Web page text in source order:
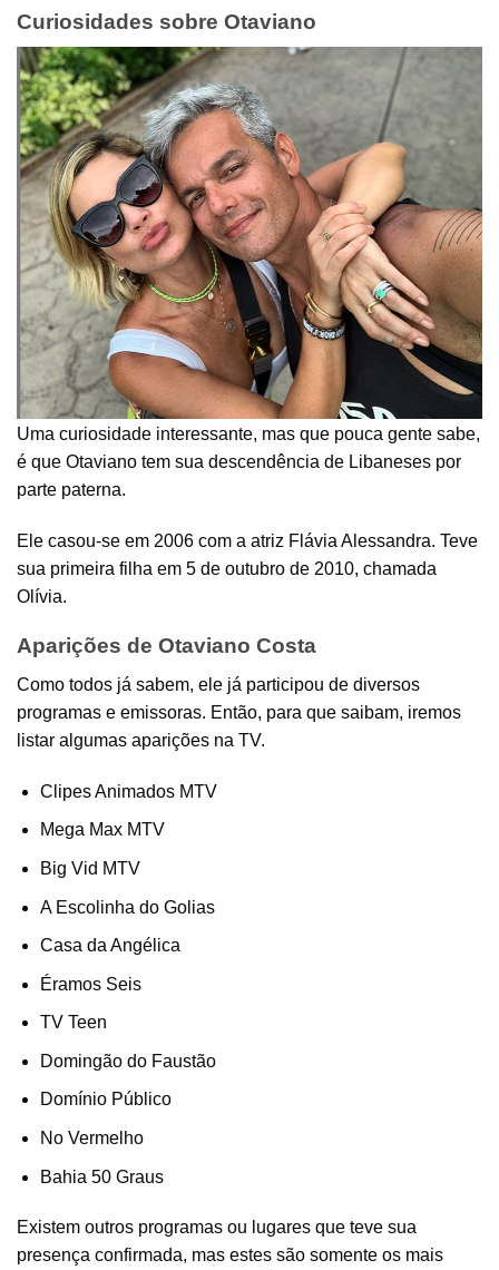
Curiosidades sobre Otaviano
Uma curiosidade interessante, mas que pouca gente sabe,
é que Otaviano tem sua descendência de Libaneses por
parte paterna.
Ele casou-se em 2006 com a atriz Flávia Alessandra. Teve
sua primeira filha em 5 de outubro de 2010, chamada
Olívia.
Aparições de Otaviano Costa
Como todos já sabem, ele já participou de diversos
programas e emissoras. Então, para que saibam, iremos
listar algumas aparições na TV.
Clipes Animados MTV
Mega Max MTV
Big Vid MTV
A Escolinha do Golias
Casa da Angélica
Éramos Seis
TV Teen
Domingão do Faustão
Domínio Público
No Vermelho
Bahia 50 Graus
Existem outros programas ou lugares que teve sua
presença confirmada, mas estes são somente os mais